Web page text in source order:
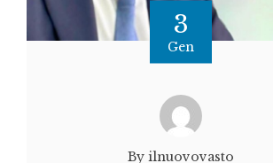
3
Gen
By ilnuovovasto